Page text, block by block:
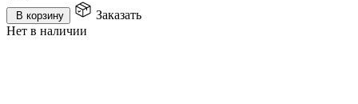
В корзину
Заказать
Нет в наличии